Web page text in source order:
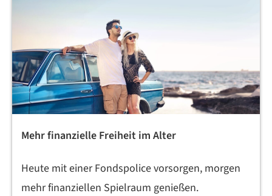
Mehr finanzielle Freiheit im Alter
Heute mit einer Fondspolice vorsorgen, morgen
mehr finanziellen Spielraum genießen.